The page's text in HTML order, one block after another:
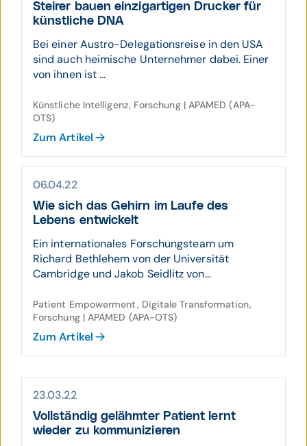
Steirer bauen einzig­artigen Drucker für
künst­liche DNA
Bei einer Austro-Delegationsreise in den USA
sind auch heimische Unternehmer dabei. Einer
von ihnen ist ...
Künstliche Intelligenz, Forschung | APAMED (APA-
OTS)
Zum Artikel
06.04.22
Wie sich das Gehirn im Laufe des
Lebens entwickelt
Ein internationales Forschungsteam um
Richard Bethlehem von der Universität
Cambridge und Jakob Seidlitz von...
Patient Empowerment, Digitale Transformation,
Forschung | APAMED (APA-OTS)
Zum Artikel
23.03.22
Vollständig gelähmter Patient lernt
wieder zu kommu­ni­zieren